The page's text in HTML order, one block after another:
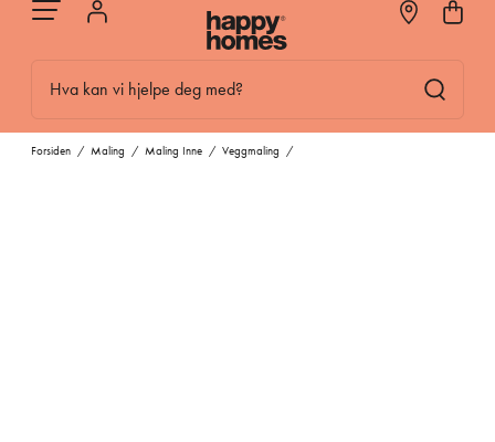
Hva kan vi hjelpe deg med?
Forsiden / Maling / Maling Inne / Veggmaling /